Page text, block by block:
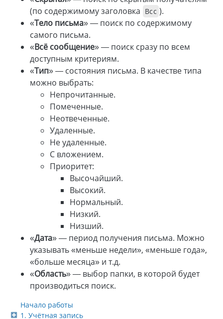
Начало работы
1. Учётная запись
(по содержимому заголовка Bcc ).
«Тело письма» — поиск по содержимому
самого письма.
«Всё сообщение» — поиск сразу по всем
доступным критериям.
«Тип» — состояния письма. В качестве типа
можно выбрать:
Непрочитанные.
Помеченные.
Неотвеченные.
Удаленные.
Не удаленные.
С вложением.
Приоритет:
Высочайший.
Высокий.
Нормальный.
Низкий.
Низший.
«Дата» — период получения письма. Можно
указывать «меньше недели», «меньше года»,
«больше месяца» и т.д.
«Область» — выбор папки, в которой будет
производиться поиск.